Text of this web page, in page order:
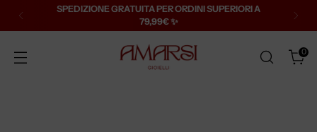
SPEDIZIONE GRATUITA PER ORDINI SUPERIORI A
79,99€ ✨
0